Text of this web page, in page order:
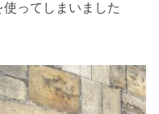
ってしまいました